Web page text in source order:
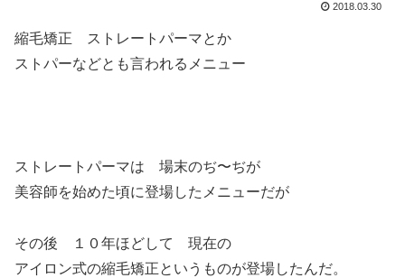
2018.03.30
縮毛矯正 ストレートパーマとか
ストパーなどとも言われるメニュー
ストレートパーマは 場末のぢ〜ぢが
美容師を始めた頃に登場したメニューだが
その後 １０年ほどして 現在の
アイロン式の縮毛矯正というものが登場したんだ。